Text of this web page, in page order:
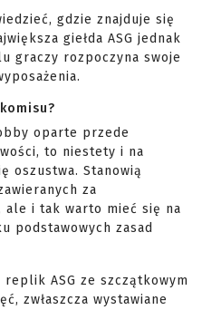
gdzie znajduje się
giełda ASG jednak
graczy rozpoczyna swoje
oparte przede
to niestety i na
oszustwa. Stanowią
za
ale i tak warto mieć się na
podstawowych zasad
ASG ze szczątkowym
zwłaszcza wystawiane